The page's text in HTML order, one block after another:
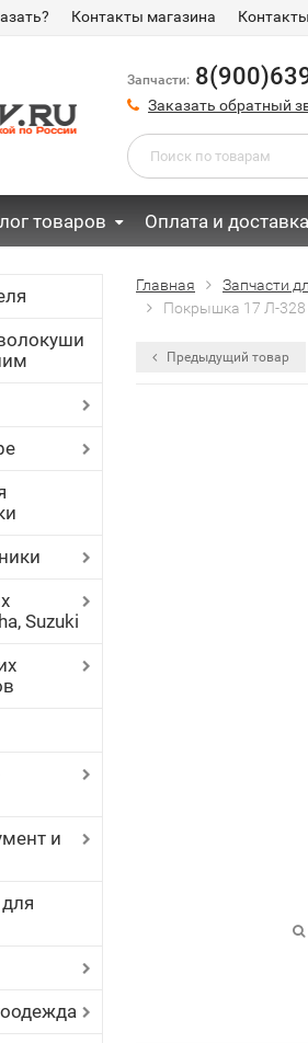
Контакты магазина
Запчасти:
Заказать обратный
товаров Оплата и доставка
Suzuki
и
Главная Запчасти
Покрышка 17 Л-328
Предыдущий товар